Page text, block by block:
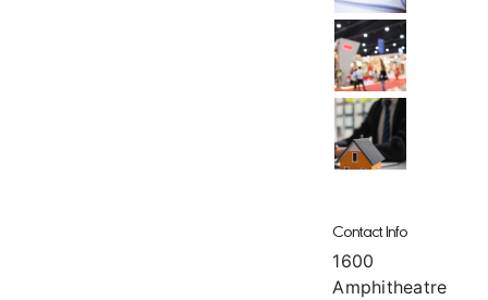
Contact Info
1600
Amphitheatre